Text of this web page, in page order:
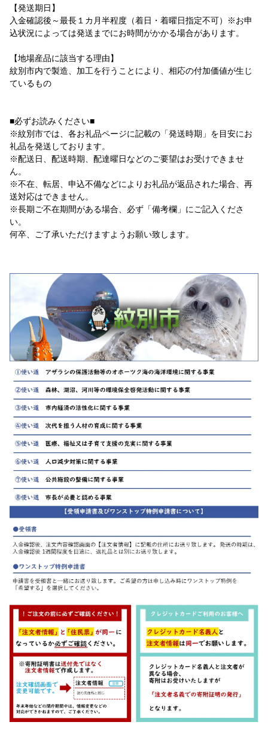
【発送期日】
入金確認後～最長１カ月半程度（着日・着曜日指定不可）※お申
込状況によっては発送までにお時間がかかる場合があります。
【地場産品に該当する理由】
紋別市内で製造、加工を行うことにより、相応の付加価値が生じ
ているもの
■必ずお読みください■
※紋別市では、各お礼品ページに記載の「発送時期」を目安にお
礼品を発送しております。
※配送日、配送時期、配達曜日などのご要望はお受けできませ
ん。
※不在、転居、申込不備などによりお礼品が返品された場合、再
送対応はできません。
※長期ご不在期間がある場合、必ず「備考欄」にご記入くださ
い。
何卒、ご了承いただけますようお願い致します。